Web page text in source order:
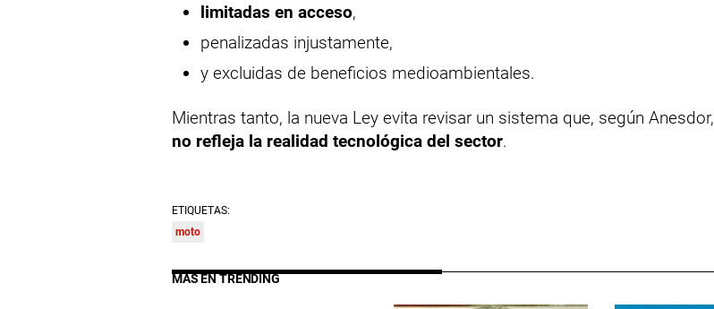
limitadas en acceso,
penalizadas injustamente,
y excluidas de beneficios medioambientales.
Mientras tanto, la nueva Ley evita revisar un sistema que, según Anesdor,
no refleja la realidad tecnológica del sector.
ETIQUETAS:
moto
MÁS EN TRENDING